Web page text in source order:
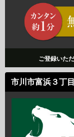
ご登録いた
市川市富浜３丁